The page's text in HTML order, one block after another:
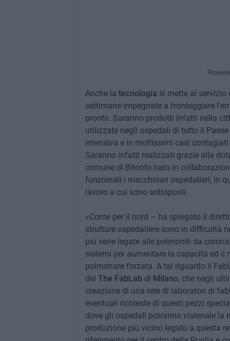
Anche la tecnologia si mette al servizio
settimane impegnate a fronteggiare
pronto. Saranno prodotti infatti nella
utilizzate negli ospedali di tutto il
intensiva e in moltissimi casi
Saranno infatti realizzati grazie alla
comune di Bitonto nato in
funzionali i macchinari ospedalieri, in
lavoro a cui sono sottoposti.
«Come per il nord – ha spiegato il
strutture ospedaliere sono in difficoltà
più serie legate alle polmoniti da
sistemi per aumentare la capacità ed il
polmonare forzata. A tal riguardo il
del The FabLab di Milano, che negli
creazione di una rete di laboratori di
eventuali richieste di questi pezzi
dove gli ospedali potranno visionale la
produzione più vicino legato a questa